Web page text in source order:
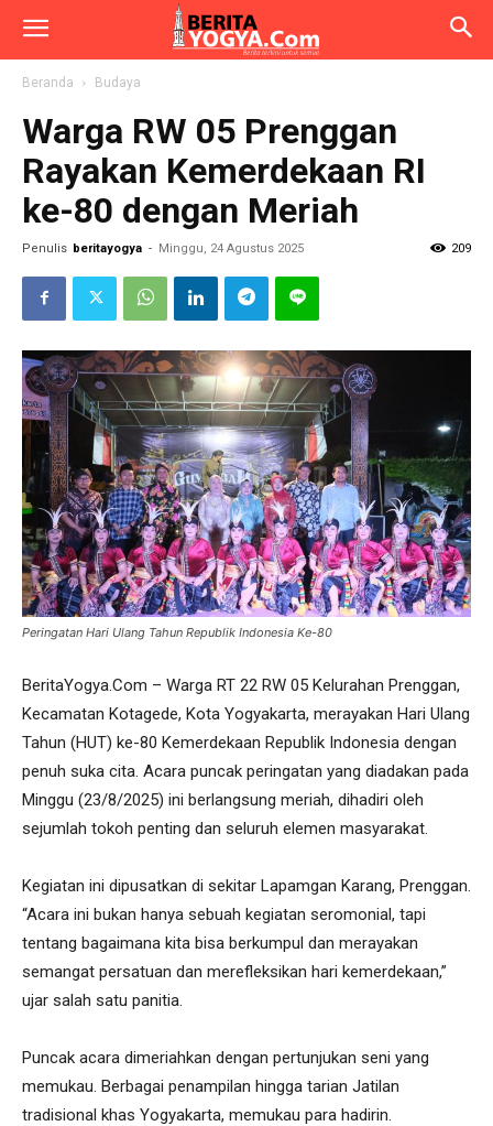
Beranda Budaya
Warga RW 05 Prenggan
Rayakan Kemerdekaan RI
ke-80 dengan Meriah
Penulis beritayogya - Minggu, 24 Agustus 2025 209
Peringatan Hari Ulang Tahun Republik Indonesia Ke-80
BeritaYogya.Com – Warga RT 22 RW 05 Kelurahan Prenggan,
Kecamatan Kotagede, Kota Yogyakarta, merayakan Hari Ulang
Tahun (HUT) ke-80 Kemerdekaan Republik Indonesia dengan
penuh suka cita. Acara puncak peringatan yang diadakan pada
Minggu (23/8/2025) ini berlangsung meriah, dihadiri oleh
sejumlah tokoh penting dan seluruh elemen masyarakat.
Kegiatan ini dipusatkan di sekitar Lapamgan Karang, Prenggan.
“Acara ini bukan hanya sebuah kegiatan seromonial, tapi
tentang bagaimana kita bisa berkumpul dan merayakan
semangat persatuan dan merefleksikan hari kemerdekaan,”
ujar salah satu panitia.
Puncak acara dimeriahkan dengan pertunjukan seni yang
memukau. Berbagai penampilan hingga tarian Jatilan
tradisional khas Yogyakarta, memukau para hadirin.